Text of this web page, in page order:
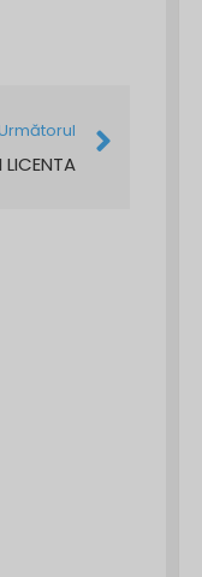
LICENTA